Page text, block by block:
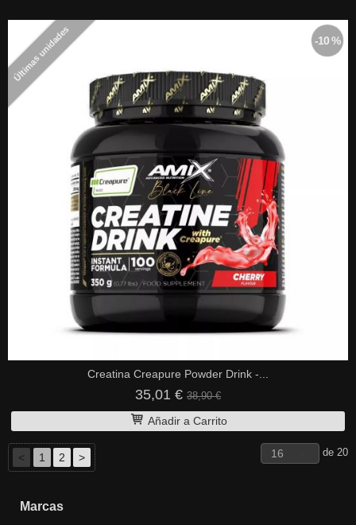
Marcas
Últimas unidades -10 %
Creatina Creapure Powder Drink -...
35,01 € 38,90 €
Añadir a Carrito
< 1 2 > de 20